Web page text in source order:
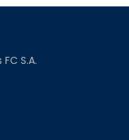
S.A.